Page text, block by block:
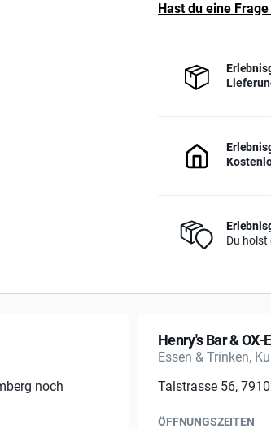
Hast du eine
Du holst
noch
Henry's Bar & OX-
Essen & Trinken,
Talstrasse 56,
ÖFFNUNGSZEITEN